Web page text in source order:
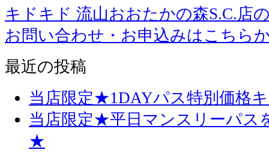
キドキド 流山おおたかの森S.C.店
お問い合わせ・お申込みはこちら
最近の投稿
当店限定★1DAYパス特別価格
当店限定★平日マンスリーパス
★